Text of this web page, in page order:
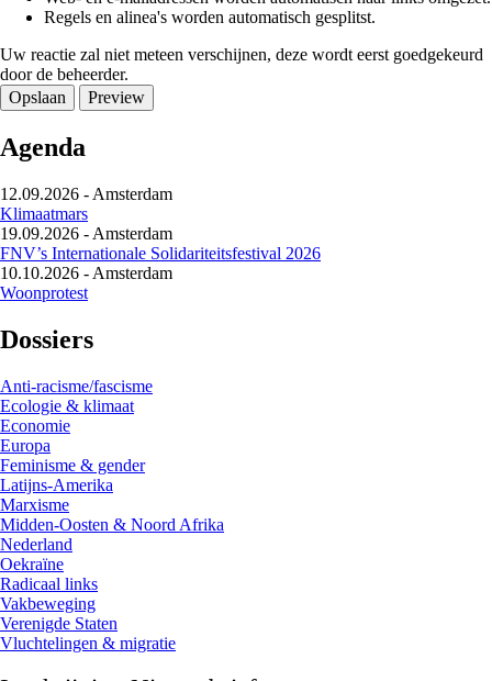
Regels en alinea's worden automatisch gesplitst.
Uw reactie zal niet meteen verschijnen, deze wordt eerst goedgekeurd
door de beheerder.
Agenda
12.09.2026 - Amsterdam
Klimaatmars
19.09.2026 - Amsterdam
FNV’s Internationale Solidariteitsfestival 2026
10.10.2026 - Amsterdam
Woonprotest
Dossiers
Anti-racisme/fascisme
Ecologie & klimaat
Economie
Europa
Feminisme & gender
Latijns-Amerika
Marxisme
Midden-Oosten & Noord Afrika
Nederland
Oekraïne
Radicaal links
Vakbeweging
Verenigde Staten
Vluchtelingen & migratie